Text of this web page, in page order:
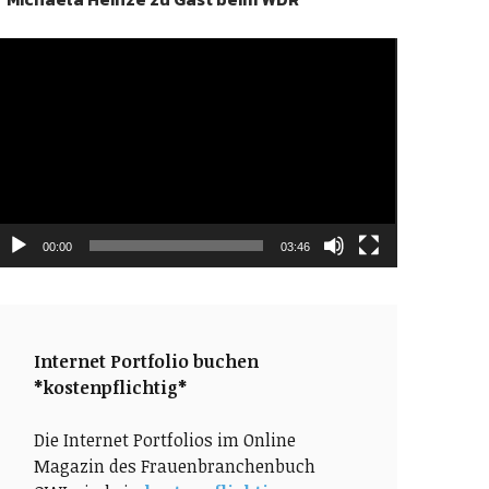
00:00 03:46
Internet Portfolio buchen
*kostenpflichtig*
Die Internet Portfolios im Online
Magazin des Frauenbranchenbuch